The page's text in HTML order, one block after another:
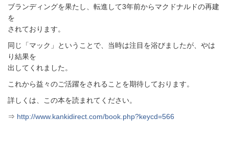
ブランディングを果たし、転進して3年前からマクドナルドの再建
を
されております。
同じ「マック」ということで、当時は注目を浴びましたが、やは
り結果を
出してくれました。
これから益々のご活躍をされることを期待しております。
詳しくは、この本を読まれてください。
⇒ http://www.kankidirect.com/book.php?keycd=566